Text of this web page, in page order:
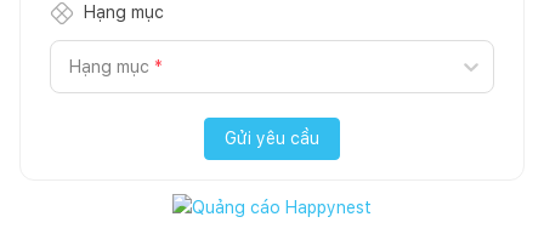
Hạng mục
Hạng mục *
Gửi yêu cầu